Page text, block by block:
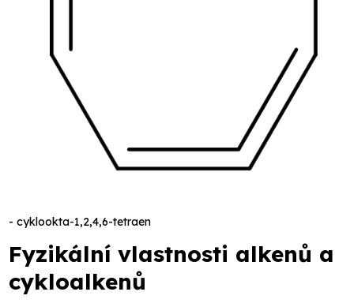
-cyklookta-1,2,4,6-tetraen
Fyzikální vlastnosti alkenů a
cykloalkenů